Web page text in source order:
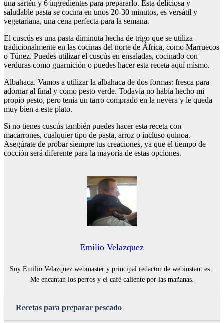
una sartén y 6 ingredientes para prepararlo. Esta deliciosa y
saludable pasta se cocina en unos 20-30 minutos, es versátil y
vegetariana, una cena perfecta para la semana.
El cuscús es una pasta diminuta hecha de trigo que se utiliza
tradicionalmente en las cocinas del norte de África, como Marruecos
o Túnez. Puedes utilizar el cuscús en ensaladas, cocinado con
verduras como guarnición o puedes hacer esta receta aquí mismo.
Albahaca. Vamos a utilizar la albahaca de dos formas: fresca para
adornar al final y como pesto verde. Todavía no había hecho mi
propio pesto, pero tenía un tarro comprado en la nevera y le queda
muy bien a este plato.
Si no tienes cuscús también puedes hacer esta receta con
macarrones, cualquier tipo de pasta, arroz o incluso quinoa.
Asegúrate de probar siempre tus creaciones, ya que el tiempo de
cocción será diferente para la mayoría de estas opciones.
Emilio Velazquez
Soy Emilio Velazquez webmaster y principal redactor de webinstant.es .
Me encantan los perros y el café caliente por las mañanas.
Recetas para preparar pescado